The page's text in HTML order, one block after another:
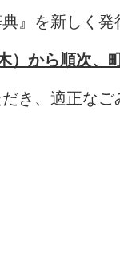
』を新しく発
）から順次、
き、適正な